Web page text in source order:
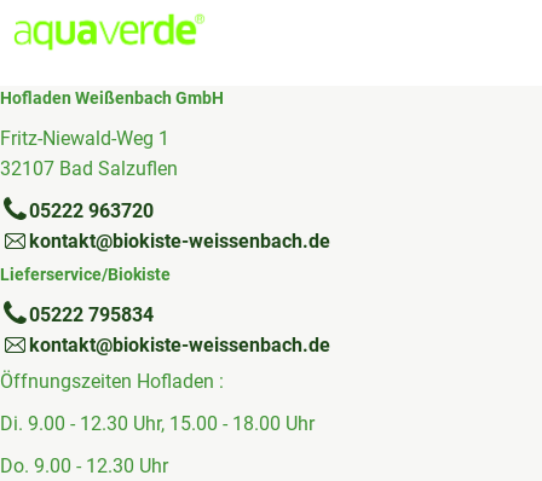
Hofladen Weißenbach GmbH
Fritz-Niewald-Weg 1
32107 Bad Salzuflen
05222 963720
kontakt@biokiste-weissenbach.de
Lieferservice/Biokiste
05222 795834
kontakt@biokiste-weissenbach.de
Öffnungszeiten Hofladen :
Di. 9.00 - 12.30 Uhr, 15.00 - 18.00 Uhr
Do. 9.00 - 12.30 Uhr